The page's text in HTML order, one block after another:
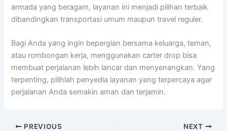
armada yang beragam, layanan ini menjadi pilihan terbaik
dibandingkan transportasi umum maupun travel reguler.
Bagi Anda yang ingin bepergian bersama keluarga, teman,
atau rombongan kerja, menggunakan carter drop bisa
membuat perjalanan lebih lancar dan menyenangkan. Yang
terpenting, pilihlah penyedia layanan yang terpercaya agar
perjalanan Anda semakin aman dan terjamin.
PREVIOUS NEXT